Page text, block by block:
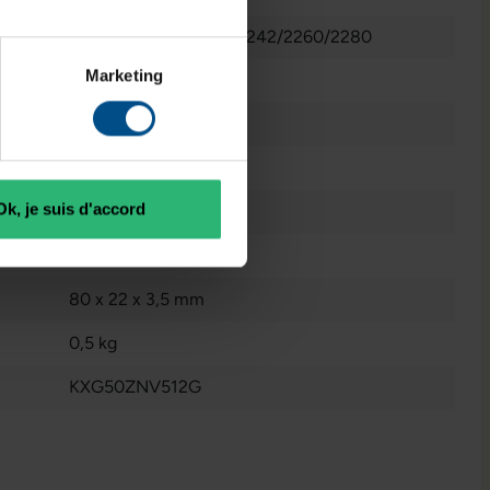
Marketing
je suis d'accord
1 x intern - M.2 2230/2242/2260/2280
Non
2100 MB/s
Reconditionné
512 GB M.2 NvMe SSD
80 x 22 x 3,5 mm
0,5 kg
KXG50ZNV512G